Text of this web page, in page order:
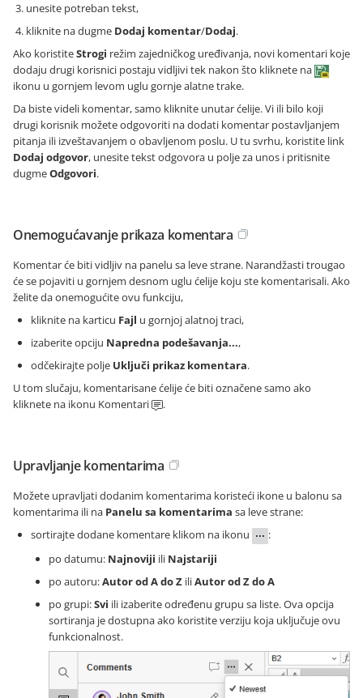
unesite potreban tekst,
kliknite na dugme Dodaj komentar/Dodaj.
Ako koristiteStrogi režim zajedničkog uređivanja, novi komentari koje
dodaju drugi korisnici postaju vidljivi tek nakon što kliknete na
ikonu u gornjem levom uglu gornje alatne trake.
Da biste videli komentar, samo kliknite unutar ćelije. Vi ili bilo koji
drugi korisnik možete odgovoriti na dodati komentar postavljanjem
pitanja ili izveštavanjem o obavljenom poslu. U tu svrhu, koristite link
Dodaj odgovor, unesite tekst odgovora u polje za unos i pritisnite
dugmeOdgovori.
Onemogućavanje prikaza komentara
Komentar će biti vidljiv na panelu sa leve strane. Narandžasti trougao
će se pojaviti u gornjem desnom uglu ćelije koju ste komentarisali. Ako
želite da onemogućite ovu funkciju,
kliknite na karticu Fajl u gornjoj alatnoj traci,
izaberite opciju Napredna podešavanja...,
odčekirajte polje Uključi prikaz komentara.
U tom slučaju, komentarisane ćelije će biti označene samo ako
kliknete na ikonu Komentari
.
Upravljanje komentarima
Možete upravljati dodanim komentarima koristeći ikone u balonu sa
komentarima ili na Panelu sa komentarima sa leve strane:
sortirajte dodane komentare klikom na ikonu
:
po datumu: Najnoviji ili Najstariji
po autoru:Autor od A do Z iliAutor od Z do A
po grupi:Svi ili izaberite određenu grupu sa liste. Ova opcija
sortiranja je dostupna ako koristite verziju koja uključuje ovu
funkcionalnost.